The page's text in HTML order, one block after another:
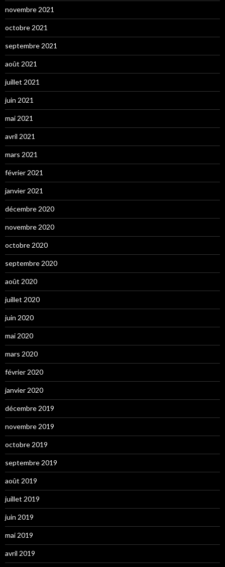
novembre 2021
octobre 2021
septembre 2021
août 2021
juillet 2021
juin 2021
mai 2021
avril 2021
mars 2021
février 2021
janvier 2021
décembre 2020
novembre 2020
octobre 2020
septembre 2020
août 2020
juillet 2020
juin 2020
mai 2020
mars 2020
février 2020
janvier 2020
décembre 2019
novembre 2019
octobre 2019
septembre 2019
août 2019
juillet 2019
juin 2019
mai 2019
avril 2019